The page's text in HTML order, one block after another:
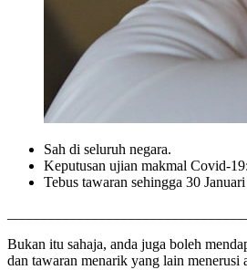
Sah di seluruh negara.
Keputusan ujian makmal Covid-
Tebus tawaran sehingga 30
Bukan itu sahaja, anda juga boleh
dan tawaran menarik yang lain menerusi